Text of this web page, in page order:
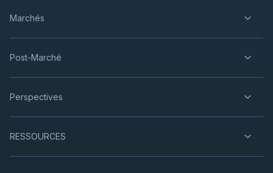
Marchés
Post-Marché
Perspectives
RESSOURCES